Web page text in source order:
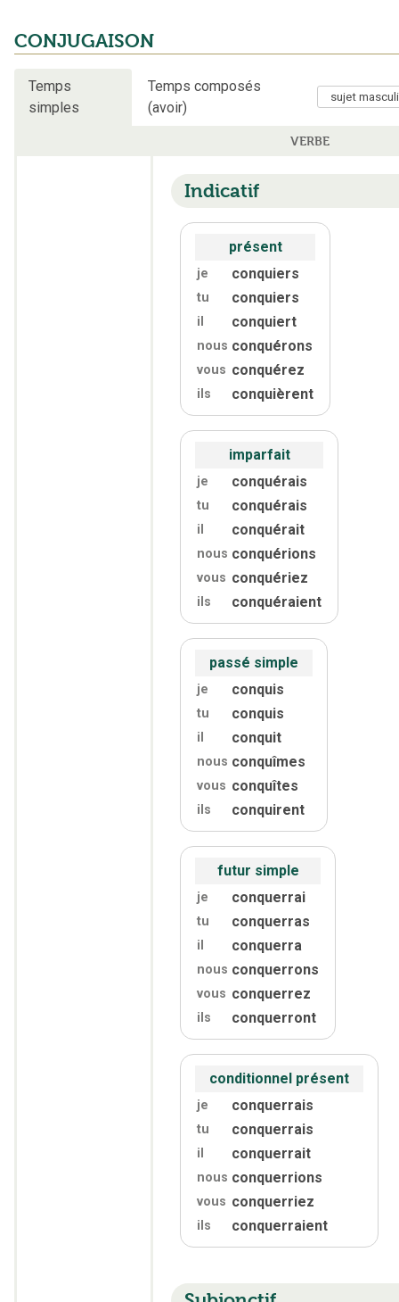
CONJUGAISON
Temps
simples
Temps composés
(avoir)
VERBE
Indicatif
présent
je conquiers
tu conquiers
il conquiert
nous conquérons
vous conquérez
ils conquièrent
imparfait
je conquérais
tu conquérais
il conquérait
nous conquérions
vous conquériez
ils conquéraient
passé simple
je conquis
tu conquis
il conquit
nous conquîmes
vous conquîtes
ils conquirent
futur simple
je conquerrai
tu conquerras
il conquerra
nous conquerrons
vous conquerrez
ils conquerront
conditionnel présent
je conquerrais
tu conquerrais
il conquerrait
nous conquerrions
vous conquerriez
ils conquerraient